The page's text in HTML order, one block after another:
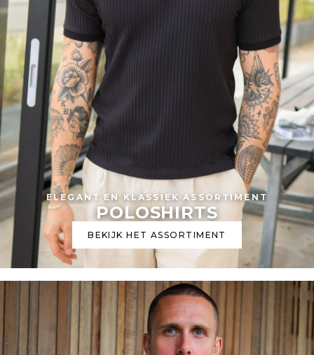
ELEGANT EN KLASSIEK ASSORTIMENT
POLOSHIRTS
BEKIJK HET ASSORTIMENT